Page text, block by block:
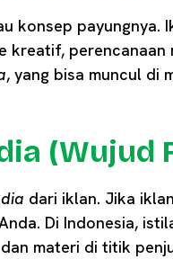
konsep payungnya.
perencanaan
, yang bisa muncul di
(Wujud
dari iklan. Jika
Di Indonesia,
materi di titik